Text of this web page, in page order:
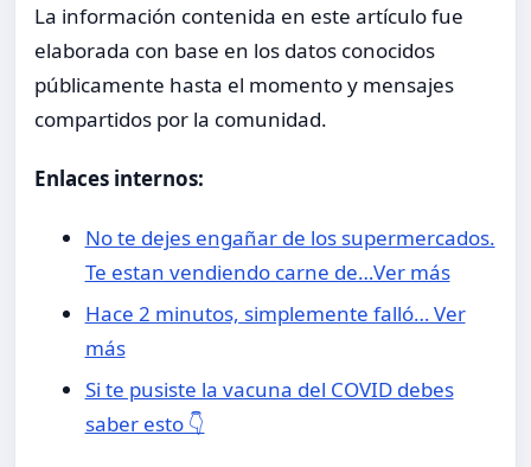
La información contenida en este artículo fue
elaborada con base en los datos conocidos
públicamente hasta el momento y mensajes
compartidos por la comunidad.
Enlaces internos:
No te dejes engañar de los supermercados.
Te estan vendiendo carne de…Ver más
Hace 2 minutos, simplemente falló… Ver
más
Si te pusiste la vacuna del COVID debes
saber esto 👇